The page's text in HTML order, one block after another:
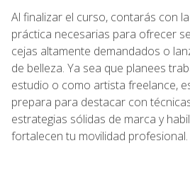
Al finalizar el curso, contarás con
práctica necesarias para ofrecer
cejas altamente demandados o
de belleza. Ya sea que planees
estudio o como artista freelance,
prepara para destacar con
estrategias sólidas de marca y
fortalecen tu movilidad profesional.